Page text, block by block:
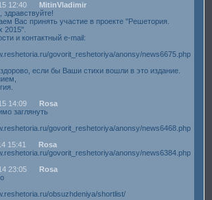
12:40
MitinVladimir
здравствуйте!
Вас принять участие в проекте "Решетория.
2015".
и контактный e-mail:
govorit_reshetoriya/anonsy/news6675.php
если бы Ваши стихи вошли в это издание.
14:09
Rosa
заглянуть
govorit_reshetoriya/anonsy/news6468.php
15:41
Rosa
govorit_reshetoriya/anonsy/news6384.php
23:05
Rosa
obsuzhdeniya/shortlist/